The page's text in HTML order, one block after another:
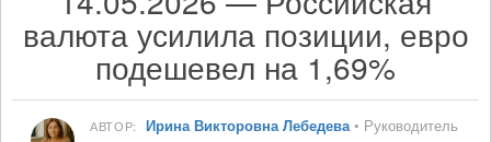
валюта усилила позиции, евро
подешевел на 1,69%
АВТОР: Ирина Викторовна Лебедева• Руководитель